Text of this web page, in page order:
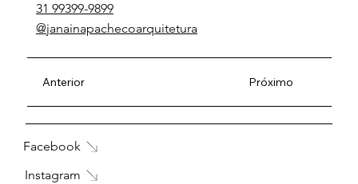
31 99399-9899
@janainapachecoarquitetura
Anterior Próximo
Facebook
Instagram